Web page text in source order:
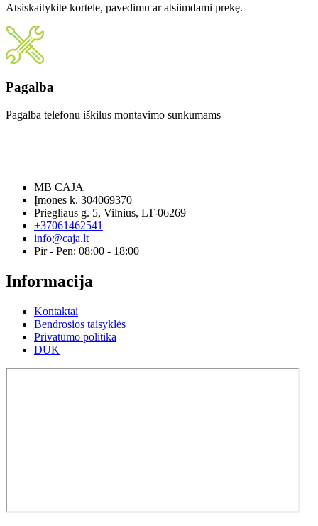
Atsiskaitykite kortele, pavedimu ar atsiimdami prekę.
Pagalba
Pagalba telefonu iškilus montavimo sunkumams
MB CAJA
Įmones k. 304069370
Priegliaus g. 5, Vilnius, LT-06269
+37061462541
info@caja.lt
Pir - Pen: 08:00 - 18:00
Informacija
Kontaktai
Bendrosios taisyklės
Privatumo politika
DUK